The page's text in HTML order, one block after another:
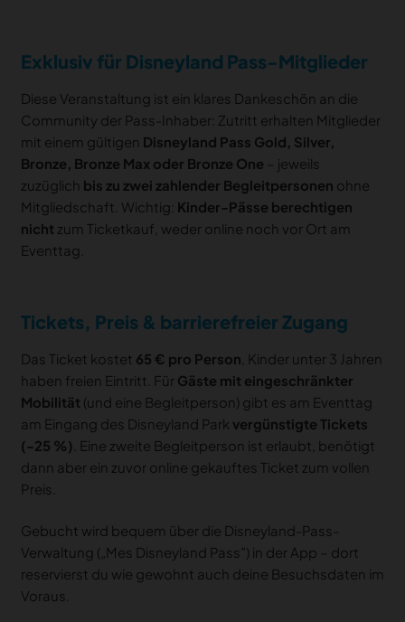
Exklusiv für Disneyland Pass-Mitglieder
Diese Veranstaltung ist ein klares Dankeschön an die
Community der Pass-Inhaber: Zutritt erhalten Mitglieder
mit einem gültigen Disneyland Pass Gold, Silver,
Bronze, Bronze Max oder Bronze One – jeweils
zuzüglich bis zu zwei zahlender Begleitpersonen ohne
Mitgliedschaft. Wichtig: Kinder-Pässe berechtigen
nicht zum Ticketkauf, weder online noch vor Ort am
Eventtag.
Tickets, Preis & barrierefreier Zugang
Das Ticket kostet 65 € pro Person , Kinder unter 3 Jahren
haben freien Eintritt. Für Gäste mit eingeschränkter
Mobilität (und eine Begleitperson) gibt es am Eventtag
am Eingang des Disneyland Park vergünstigte Tickets
(-25 %) . Eine zweite Begleitperson ist erlaubt, benötigt
dann aber ein zuvor online gekauftes Ticket zum vollen
Preis.
Gebucht wird bequem über die Disneyland-Pass-
Verwaltung („Mes Disneyland Pass”) in der App – dort
reservierst du wie gewohnt auch deine Besuchsdaten im
Voraus.